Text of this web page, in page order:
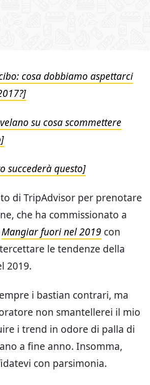
cosa dobbiamo aspettarci
su cosa scommettere
succederà questo]
di TripAdvisor per prenotare
che ha commissionato a
Mangiar fuori nel 2019 con
le tendenze della
2019.
i bastian contrari, ma
non smantellerei il mio
i trend in odore di palla di
a fine anno. Insomma,
con parsimonia.